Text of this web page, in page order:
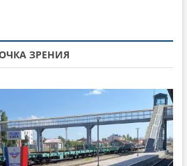
ь
я
:
ЗРЕНИЯ